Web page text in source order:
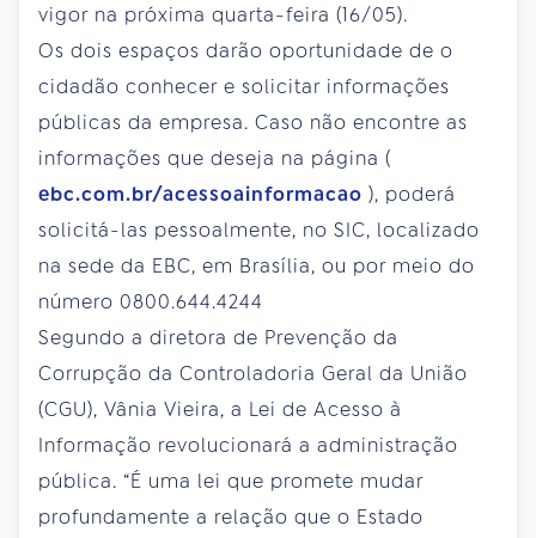
vigor na próxima quarta-feira (16/05).
Os dois espaços darão oportunidade de o
cidadão conhecer e solicitar informações
públicas da empresa. Caso não encontre as
informações que deseja na página (
ebc.com.br/acessoainformacao ), poderá
solicitá-las pessoalmente, no SIC, localizado
na sede da EBC, em Brasília, ou por meio do
número 0800.644.4244
Segundo a diretora de Prevenção da
Corrupção da Controladoria Geral da União
(CGU), Vânia Vieira, a Lei de Acesso à
Informação revolucionará a administração
pública. “É uma lei que promete mudar
profundamente a relação que o Estado